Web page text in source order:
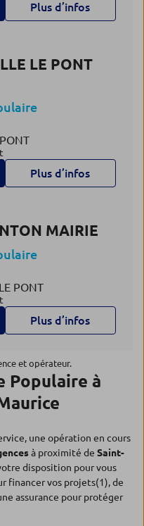
Plus d’infos
LE PONT
Plus d’infos
MAIRIE
PONT
Plus d’infos
et opérateur.
Populaire à
une opération en cours
à proximité de Saint-
disposition pour vous
financer vos projets(1), de
assurance pour protéger